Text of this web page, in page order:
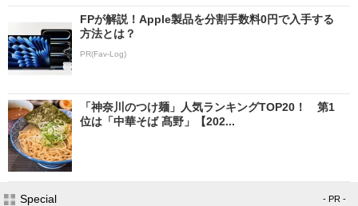
FPが解説！Apple製品を分割手数料0円で入手する
方法とは？
PR(Fav-Log)
「神奈川のつけ麺」人気ランキングTOP20！ 第1
位は「中華そば 髙野」【202...
Special - PR -